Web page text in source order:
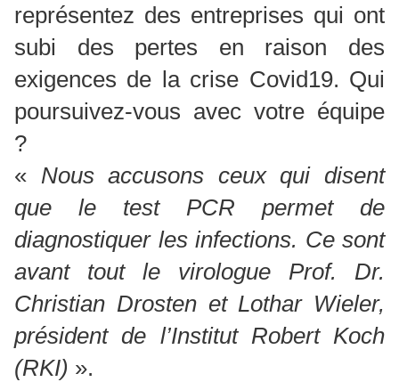
représentez des entreprises qui ont
subi des pertes en raison des
exigences de la crise Covid19. Qui
poursuivez-vous avec votre équipe
?
« Nous accusons ceux qui disent
que le test PCR permet de
diagnostiquer les infections. Ce sont
avant tout le virologue Prof. Dr.
Christian Drosten et Lothar Wieler,
président de l’Institut Robert Koch
(RKI) ».